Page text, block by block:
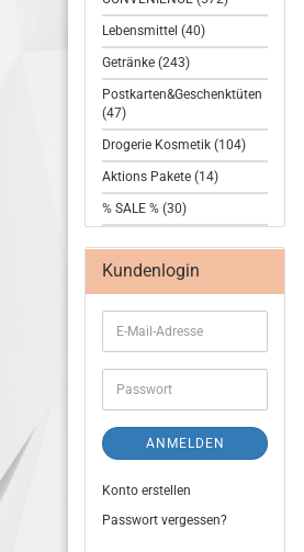
Lebensmittel (40)
Getränke (243)
Postkarten&Geschenktüten
(47)
Drogerie Kosmetik (104)
Aktions Pakete (14)
% SALE % (30)
Kundenlogin
ANMELDEN
Konto erstellen
Passwort vergessen?